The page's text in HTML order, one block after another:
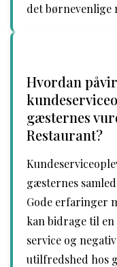
det børnevenlige
Hvordan
gæsternes
Restaurant?
gæsternes
Gode erfaringer
kan bidrage til
service og
utilfredshed hos